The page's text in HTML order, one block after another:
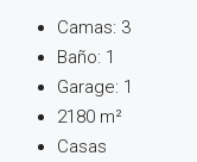
Camas: 3
Baño: 1
Garage: 1
2180 m²
Casas